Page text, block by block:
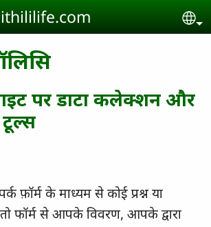
पर डाटा कलेक्शन और
फ़ॉर्म के माध्यम से कोई प्रश्न या
फॉर्म से आपके विवरण, आपके द्वारा